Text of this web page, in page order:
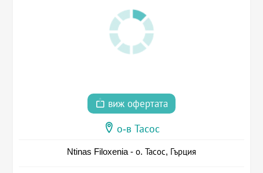
виж офертата
о-в Тасос
Ntinas Filoxenia - о. Тасос, Гърция